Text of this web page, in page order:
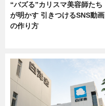
“バズる”カリスマ美容師たち
が明かす 引きつけるSNS動画
の作り方